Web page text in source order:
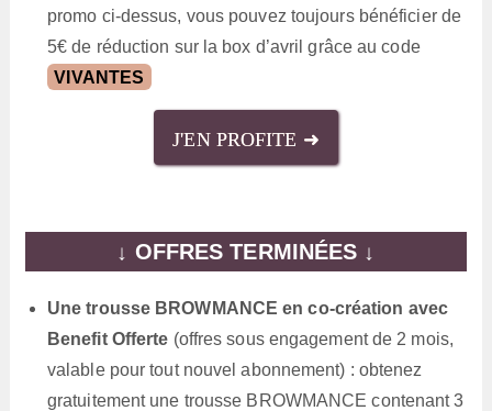
promo ci-dessus, vous pouvez toujours bénéficier de
5€ de réduction sur la box d’avril grâce au code
VIVANTES
J'EN PROFITE ➜
↓ OFFRES TERMINÉES ↓
Une trousse BROWMANCE en co-création avec
Benefit Offerte (offres sous engagement de 2 mois,
valable pour tout nouvel abonnement) : obtenez
gratuitement une trousse BROWMANCE contenant 3